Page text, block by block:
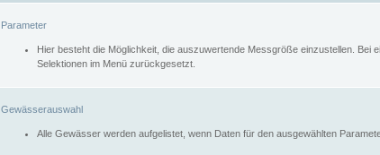
Parameter
Hier besteht die Möglichkeit, die auszuwertende Messgröße einzustellen. Bei
Selektionen im Menü zurückgesetzt.
Gewässerauswahl
Alle Gewässer werden aufgelistet, wenn Daten für den ausgewählten